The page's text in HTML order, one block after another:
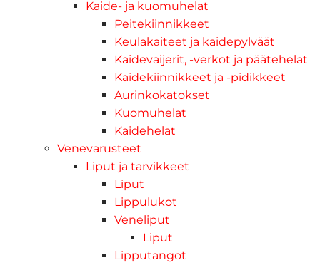
Kaide- ja kuomuhelat
Peitekiinnikkeet
Keulakaiteet ja kaidepylväät
Kaidevaijerit, -verkot ja päätehelat
Kaidekiinnikkeet ja -pidikkeet
Aurinkokatokset
Kuomuhelat
Kaidehelat
Venevarusteet
Liput ja tarvikkeet
Liput
Lippulukot
Veneliput
Liput
Lipputangot